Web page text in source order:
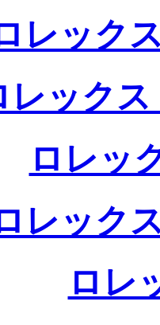
レック
レック
ロレッ
レック
ロレ